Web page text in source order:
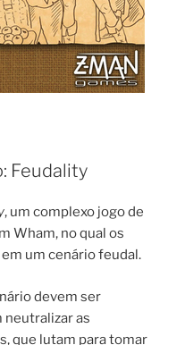
Feudality
, um complexo jogo de
Wham, no qual os
um cenário feudal.
devem ser
neutralizar as
que lutam para tomar